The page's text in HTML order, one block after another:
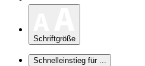
Schriftgröße
Schnelleinstieg für ...